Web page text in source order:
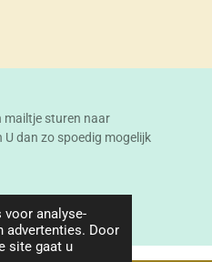
voor analyse-
advertenties. Door
site gaat u
mailtje sturen naar
U dan zo spoedig mogelijk